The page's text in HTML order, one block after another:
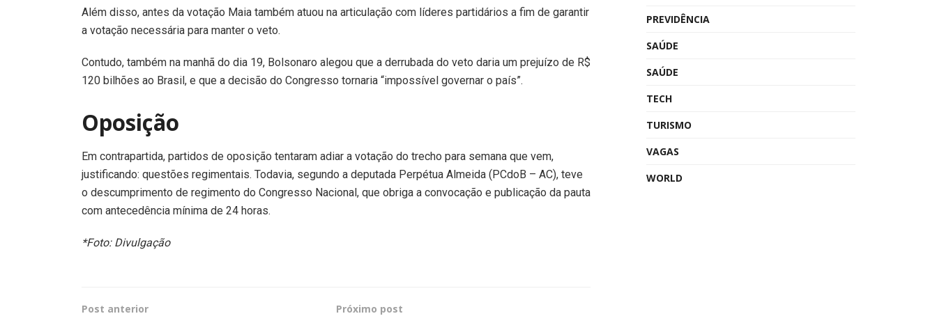
Além disso, antes da votação Maia também atuou na articulação com líderes partidários a fim de garantir
a votação necessária para manter o veto.
Contudo, também na manhã do dia 19, Bolsonaro alegou que a derrubada do veto daria um prejuízo de R$
120 bilhões ao Brasil, e que a decisão do Congresso tornaria “impossível governar o país”.
Oposição
Em contrapartida, partidos de oposição tentaram adiar a votação do trecho para semana que vem,
justificando: questões regimentais. Todavia, segundo a deputada Perpétua Almeida (PCdoB – AC), teve
o descumprimento de regimento do Congresso Nacional, que obriga a convocação e publicação da pauta
com antecedência mínima de 24 horas.
*Foto: Divulgação
Post anterior Próximo post
PREVIDÊNCIA
SAÚDE
SAÚDE
TECH
TURISMO
VAGAS
WORLD